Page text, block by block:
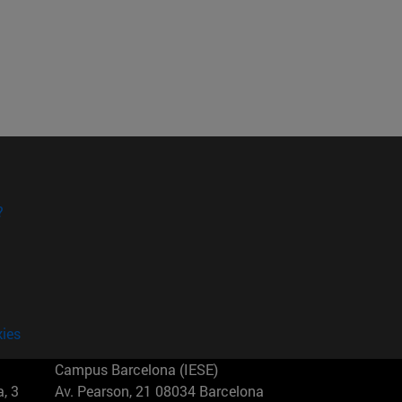
3
Campus Barcelona (IESE)
Av. Pearson, 21 08034 Barcelona